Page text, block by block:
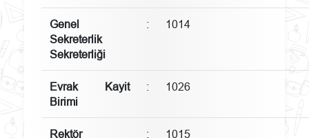
Genel
Sekreterlik
Sekreterliği
: 1014
Evrak Kayit
Birimi
: 1026
Rektör : 1015